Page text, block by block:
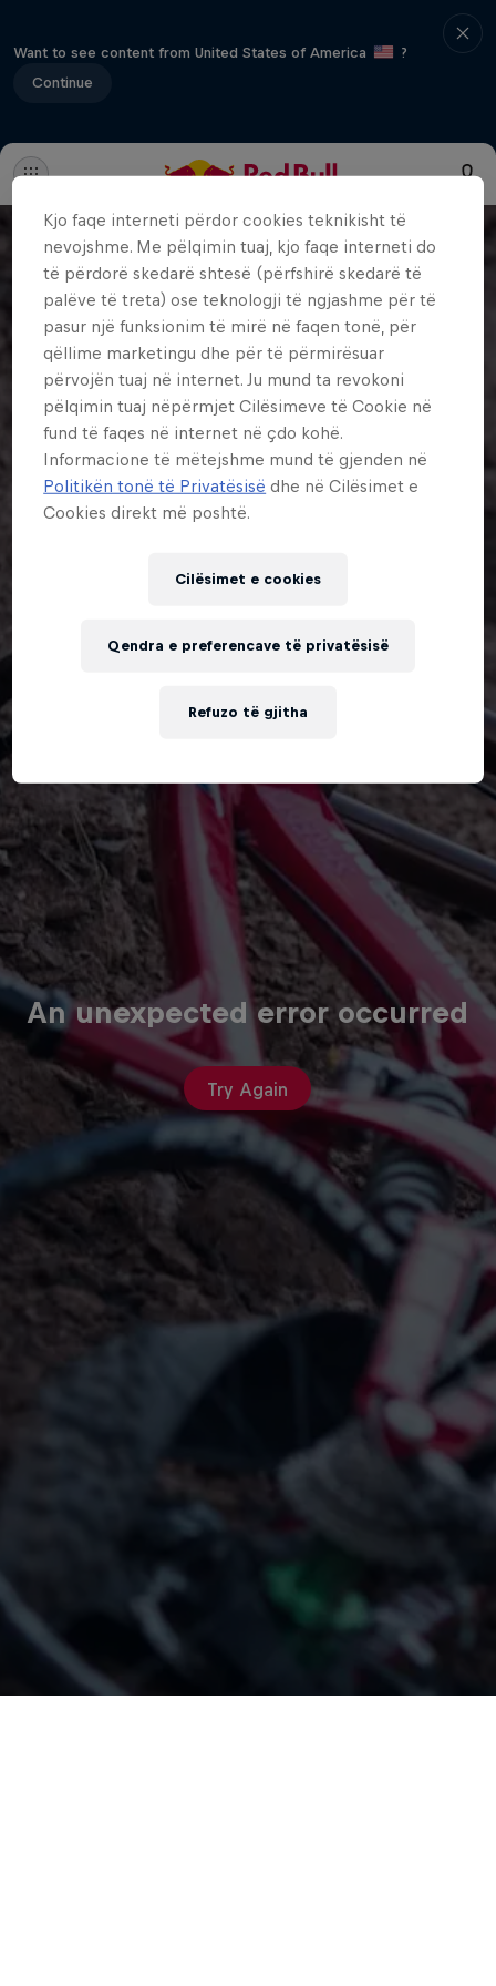
Want to see content from United States of America
?
Continue
An unexpected error occurred
Try Again
Kjo faqe interneti përdor cookies teknikisht të
nevojshme. Me pëlqimin tuaj, kjo faqe interneti do
të përdorë skedarë shtesë (përfshirë skedarë të
palëve të treta) ose teknologji të ngjashme për të
pasur një funksionim të mirë në faqen tonë, për
qëllime marketingu dhe për të përmirësuar
përvojën tuaj në internet. Ju mund ta revokoni
pëlqimin tuaj nëpërmjet Cilësimeve të Cookie në
fund të faqes në internet në çdo kohë.
Informacione të mëtejshme mund të gjenden në
Politikën tonë të Privatësisë dhe në Cilësimet e
Cookies direkt më poshtë.
Cilësimet e cookies
Refuzo të gjitha
Qendra e preferencave të privatësisë